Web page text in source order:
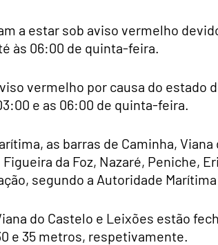
a estar sob aviso vermelho
às 06:00 de quinta-feira.
vermelho por causa do estado
e as 06:00 de quinta-feira.
as barras de Caminha,
da Foz, Nazaré, Peniche,
segundo a Autoridade Marítima
do Castelo e Leixões estão
e 35 metros, respetivamente.